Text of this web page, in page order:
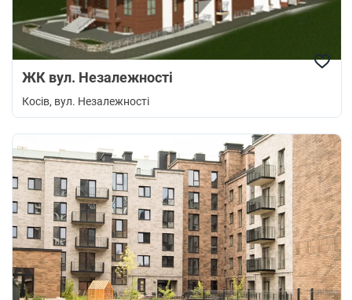
ЖК вул. Незалежності
Косів, вул. Незалежності